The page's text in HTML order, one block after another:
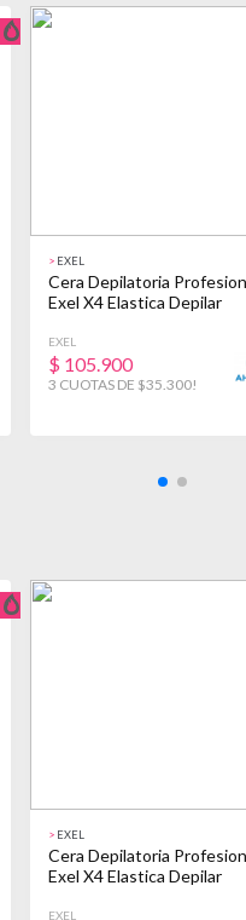
> EXEL
Cera Depilatoria
Exel X4 Elastica Depilar
EXEL
$ 105.900
3 CUOTAS DE $35.300!
> EXEL
Cera Depilatoria
Exel X4 Elastica Depilar
EXEL